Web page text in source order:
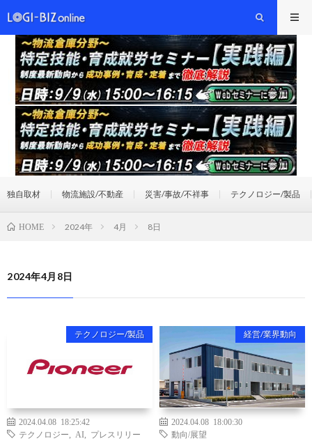
独自取材 物流施設/不動産 災害/事故/不祥事 テクノロジー/製品
HOME 2024年 4月 8日
2024年4月8日
テクノロジー/製品
2024.04.08 18:25:42
テクノロジー
AI
プレスリリー
経営/業界動向
2024.04.08 18:00:30
動向/展望